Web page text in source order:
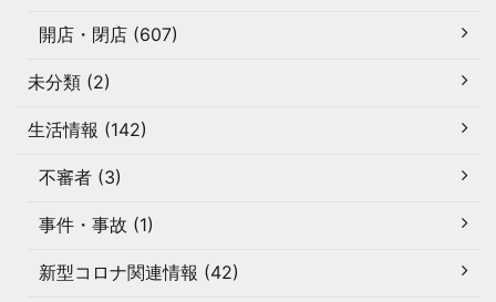
開店・閉店 (607)
未分類 (2)
生活情報 (142)
不審者 (3)
事件・事故 (1)
新型コロナ関連情報 (42)